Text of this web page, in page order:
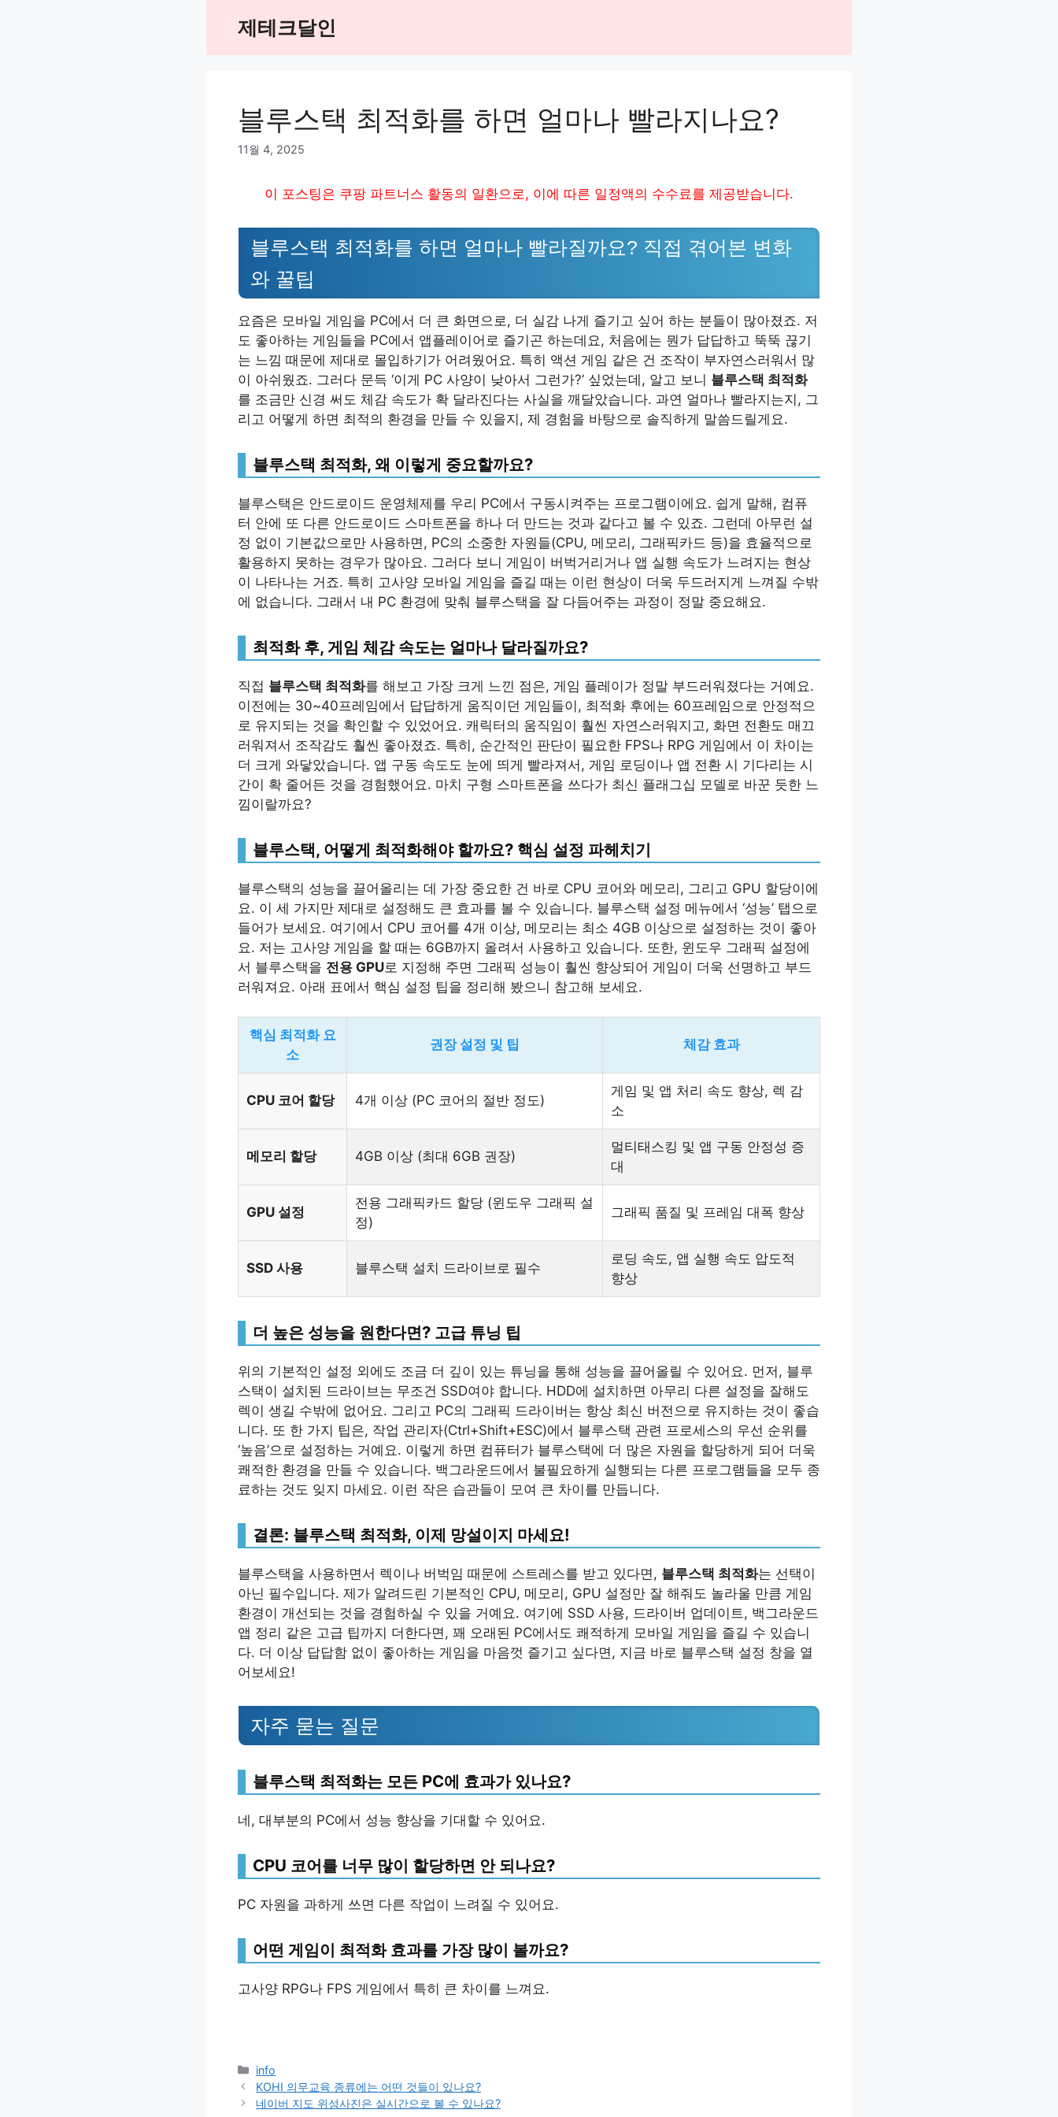
제테크달인
블루스택 최적화를 하면 얼마나 빨라지나요?
11월 4, 2025
이 포스팅은 쿠팡 파트너스 활동의 일환으로, 이에 따른 일정액의 수수료를 제공받습니다.
블루스택 최적화를 하면 얼마나 빨라질까요? 직접 겪어본 변화
와 꿀팁
요즘은 모바일 게임을 PC에서 더 큰 화면으로, 더 실감 나게 즐기고 싶어 하는 분들이 많아졌죠. 저
도 좋아하는 게임들을 PC에서 앱플레이어로 즐기곤 하는데요, 처음에는 뭔가 답답하고 뚝뚝 끊기
는 느낌 때문에 제대로 몰입하기가 어려웠어요. 특히 액션 게임 같은 건 조작이 부자연스러워서 많
이 아쉬웠죠. 그러다 문득 ‘이게 PC 사양이 낮아서 그런가?’ 싶었는데, 알고 보니 블루스택 최적화
를 조금만 신경 써도 체감 속도가 확 달라진다는 사실을 깨달았습니다. 과연 얼마나 빨라지는지, 그
리고 어떻게 하면 최적의 환경을 만들 수 있을지, 제 경험을 바탕으로 솔직하게 말씀드릴게요.
블루스택 최적화, 왜 이렇게 중요할까요?
블루스택은 안드로이드 운영체제를 우리 PC에서 구동시켜주는 프로그램이에요. 쉽게 말해, 컴퓨
터 안에 또 다른 안드로이드 스마트폰을 하나 더 만드는 것과 같다고 볼 수 있죠. 그런데 아무런 설
정 없이 기본값으로만 사용하면, PC의 소중한 자원들(CPU, 메모리, 그래픽카드 등)을 효율적으로
활용하지 못하는 경우가 많아요. 그러다 보니 게임이 버벅거리거나 앱 실행 속도가 느려지는 현상
이 나타나는 거죠. 특히 고사양 모바일 게임을 즐길 때는 이런 현상이 더욱 두드러지게 느껴질 수밖
에 없습니다. 그래서 내 PC 환경에 맞춰 블루스택을 잘 다듬어주는 과정이 정말 중요해요.
최적화 후, 게임 체감 속도는 얼마나 달라질까요?
직접 블루스택 최적화를 해보고 가장 크게 느낀 점은, 게임 플레이가 정말 부드러워졌다는 거예요.
이전에는 30~40프레임에서 답답하게 움직이던 게임들이, 최적화 후에는 60프레임으로 안정적으
로 유지되는 것을 확인할 수 있었어요. 캐릭터의 움직임이 훨씬 자연스러워지고, 화면 전환도 매끄
러워져서 조작감도 훨씬 좋아졌죠. 특히, 순간적인 판단이 필요한 FPS나 RPG 게임에서 이 차이는
더 크게 와닿았습니다. 앱 구동 속도도 눈에 띄게 빨라져서, 게임 로딩이나 앱 전환 시 기다리는 시
간이 확 줄어든 것을 경험했어요. 마치 구형 스마트폰을 쓰다가 최신 플래그십 모델로 바꾼 듯한 느
낌이랄까요?
블루스택, 어떻게 최적화해야 할까요? 핵심 설정 파헤치기
블루스택의 성능을 끌어올리는 데 가장 중요한 건 바로 CPU 코어와 메모리, 그리고 GPU 할당이에
요. 이 세 가지만 제대로 설정해도 큰 효과를 볼 수 있습니다. 블루스택 설정 메뉴에서 ‘성능’ 탭으로
들어가 보세요. 여기에서 CPU 코어를 4개 이상, 메모리는 최소 4GB 이상으로 설정하는 것이 좋아
요. 저는 고사양 게임을 할 때는 6GB까지 올려서 사용하고 있습니다. 또한, 윈도우 그래픽 설정에
서 블루스택을 전용 GPU로 지정해 주면 그래픽 성능이 훨씬 향상되어 게임이 더욱 선명하고 부드
러워져요. 아래 표에서 핵심 설정 팁을 정리해 봤으니 참고해 보세요.
핵심 최적화 요
소
권장 설정 및 팁 체감 효과
CPU 코어 할당 4개 이상 (PC 코어의 절반 정도)
게임 및 앱 처리 속도 향상, 렉 감
소
메모리 할당 4GB 이상 (최대 6GB 권장)
멀티태스킹 및 앱 구동 안정성 증
대
GPU 설정
전용 그래픽카드 할당 (윈도우 그래픽 설
정)
그래픽 품질 및 프레임 대폭 향상
SSD 사용 블루스택 설치 드라이브로 필수
로딩 속도, 앱 실행 속도 압도적
향상
더 높은 성능을 원한다면? 고급 튜닝 팁
위의 기본적인 설정 외에도 조금 더 깊이 있는 튜닝을 통해 성능을 끌어올릴 수 있어요. 먼저, 블루
스택이 설치된 드라이브는 무조건 SSD여야 합니다. HDD에 설치하면 아무리 다른 설정을 잘해도
렉이 생길 수밖에 없어요. 그리고 PC의 그래픽 드라이버는 항상 최신 버전으로 유지하는 것이 좋습
니다. 또 한 가지 팁은, 작업 관리자(Ctrl+Shift+ESC)에서 블루스택 관련 프로세스의 우선 순위를
‘높음’으로 설정하는 거예요. 이렇게 하면 컴퓨터가 블루스택에 더 많은 자원을 할당하게 되어 더욱
쾌적한 환경을 만들 수 있습니다. 백그라운드에서 불필요하게 실행되는 다른 프로그램들을 모두 종
료하는 것도 잊지 마세요. 이런 작은 습관들이 모여 큰 차이를 만듭니다.
결론: 블루스택 최적화, 이제 망설이지 마세요!
블루스택을 사용하면서 렉이나 버벅임 때문에 스트레스를 받고 있다면, 블루스택 최적화는 선택이
아닌 필수입니다. 제가 알려드린 기본적인 CPU, 메모리, GPU 설정만 잘 해줘도 놀라울 만큼 게임
환경이 개선되는 것을 경험하실 수 있을 거예요. 여기에 SSD 사용, 드라이버 업데이트, 백그라운드
앱 정리 같은 고급 팁까지 더한다면, 꽤 오래된 PC에서도 쾌적하게 모바일 게임을 즐길 수 있습니
다. 더 이상 답답함 없이 좋아하는 게임을 마음껏 즐기고 싶다면, 지금 바로 블루스택 설정 창을 열
어보세요!
자주 묻는 질문
블루스택 최적화는 모든 PC에 효과가 있나요?
네, 대부분의 PC에서 성능 향상을 기대할 수 있어요.
CPU 코어를 너무 많이 할당하면 안 되나요?
PC 자원을 과하게 쓰면 다른 작업이 느려질 수 있어요.
어떤 게임이 최적화 효과를 가장 많이 볼까요?
고사양 RPG나 FPS 게임에서 특히 큰 차이를 느껴요.
Categories
info
KOHI 의무교육 종류에는 어떤 것들이 있나요?
네이버 지도 위성사진은 실시간으로 볼 수 있나요?